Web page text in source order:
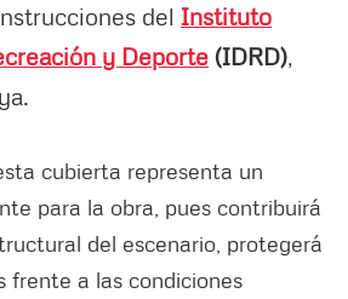
del Instituto
y Deporte (IDRD),
cubierta representa un
para la obra, pues contribuirá
del escenario, protegerá
frente a las condiciones